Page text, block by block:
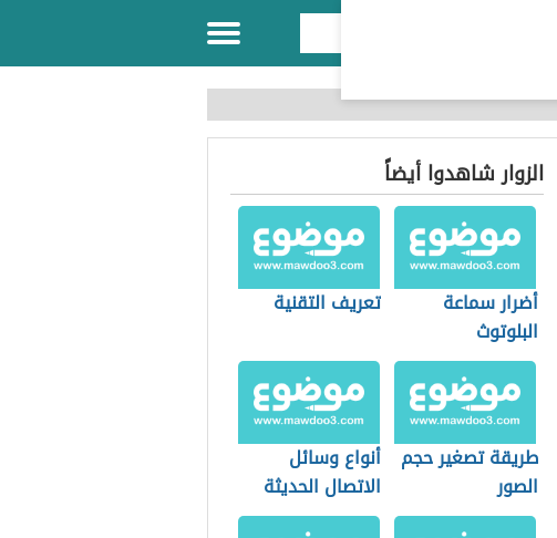
الزوار شاهدوا أيضاً
أضرار سماعة
البلوتوث
تعريف التقنية
طريقة تصغير حجم
الصور
أنواع وسائل
الاتصال الحديثة